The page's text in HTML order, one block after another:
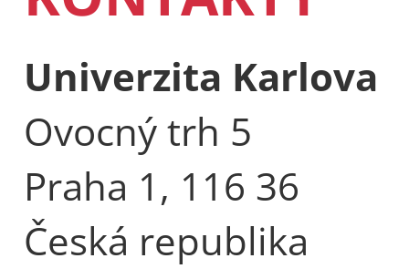
Univerzita Karlova
Ovocný trh 5
Praha 1, 116 36
Česká republika